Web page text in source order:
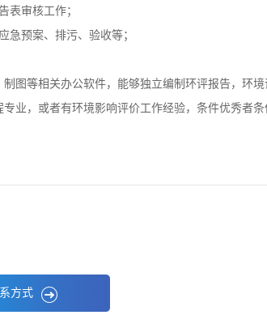
表审核工作；
急预案、排污、验收等；
图等相关办公软件，能够独立编制环评报告，环
方式